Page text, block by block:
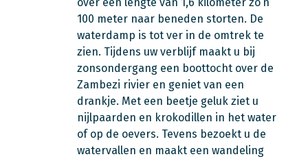
over een lengte van 1,6 kilometer zo’n
100 meter naar beneden storten. De
waterdamp is tot ver in de omtrek te
zien. Tijdens uw verblijf maakt u bij
zonsondergang een boottocht over de
Zambezi rivier en geniet van een
drankje. Met een beetje geluk ziet u
nijlpaarden en krokodillen in het water
of op de oevers. Tevens bezoekt u de
watervallen en maakt een wandeling